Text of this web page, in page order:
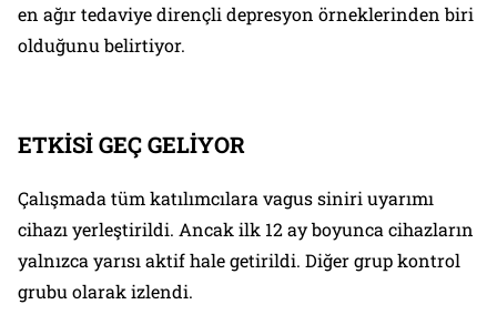
en ağır tedaviye dirençli depresyon örneklerinden biri
olduğunu belirtiyor.
ETKİSİ GEÇ GELİYOR
Çalışmada tüm katılımcılara vagus siniri uyarımı
cihazı yerleştirildi. Ancak ilk 12 ay boyunca cihazların
yalnızca yarısı aktif hale getirildi. Diğer grup kontrol
grubu olarak izlendi.